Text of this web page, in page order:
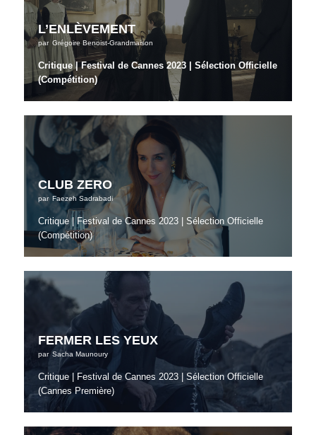
L’ENLÈVEMENT
par Grégoire Benoist-Grandmaison
Critique | Festival de Cannes 2023 | Sélection Officielle
(Compétition)
CLUB ZERO
par Faezeh Sadrabadi
Critique | Festival de Cannes 2023 | Sélection Officielle
(Compétition)
FERMER LES YEUX
par Sacha Maunoury
Critique | Festival de Cannes 2023 | Sélection Officielle
(Cannes Première)